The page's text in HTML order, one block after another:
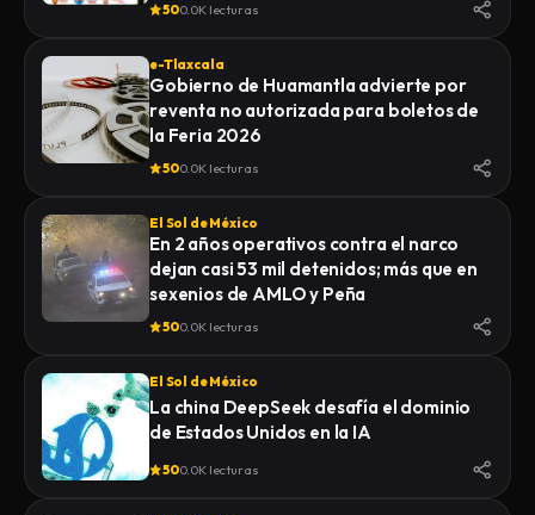
500.0K lecturas
e-Tlaxcala
Gobierno de Huamantla advierte por
reventa no autorizada para boletos de
la Feria 2026
500.0K lecturas
El Sol de México
En 2 años operativos contra el narco
dejan casi 53 mil detenidos; más que en
sexenios de AMLO y Peña
500.0K lecturas
El Sol de México
La china DeepSeek desafía el dominio
de Estados Unidos en la IA
500.0K lecturas